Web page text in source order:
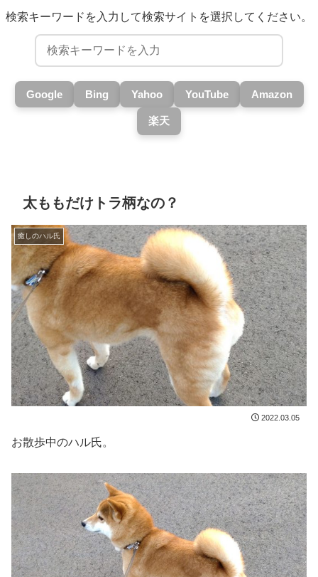
検索キーワードを入力して検索サイトを選択してください。
Google Bing Yahoo YouTube Amazon
楽天
太ももだけトラ柄なの？
癒しのハル氏
2022.03.05
お散歩中のハル氏。